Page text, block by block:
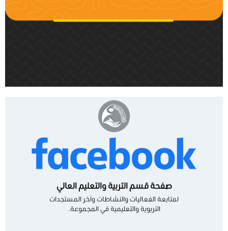
صفحة قسم التربية والتعليم العالي
لمتابعة الفعاليات والنشاطات وآخر المستجدات
التربوية والتعليمية في المجموعة.